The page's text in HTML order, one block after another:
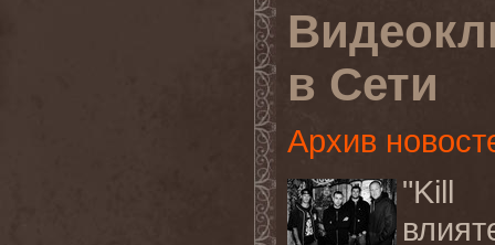
в Сети
Архив